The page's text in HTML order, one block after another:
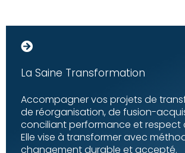
La Saine Transformation
Accompagner vos projets de
de réorganisation, de fusion-
conciliant performance et respect
Elle vise à transformer avec
changement durable et accepté.